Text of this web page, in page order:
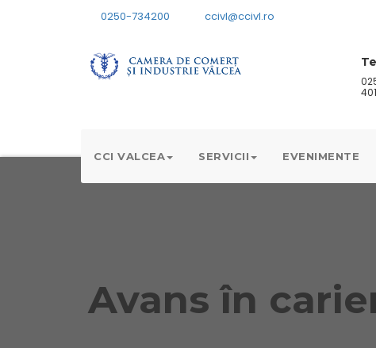
0250-734200 ccivl@ccivl.ro
CCI VALCEA SERVICII EVENIMENTE
Avans în